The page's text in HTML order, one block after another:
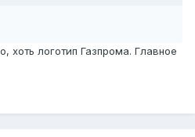
хоть логотип Газпрома. Главное